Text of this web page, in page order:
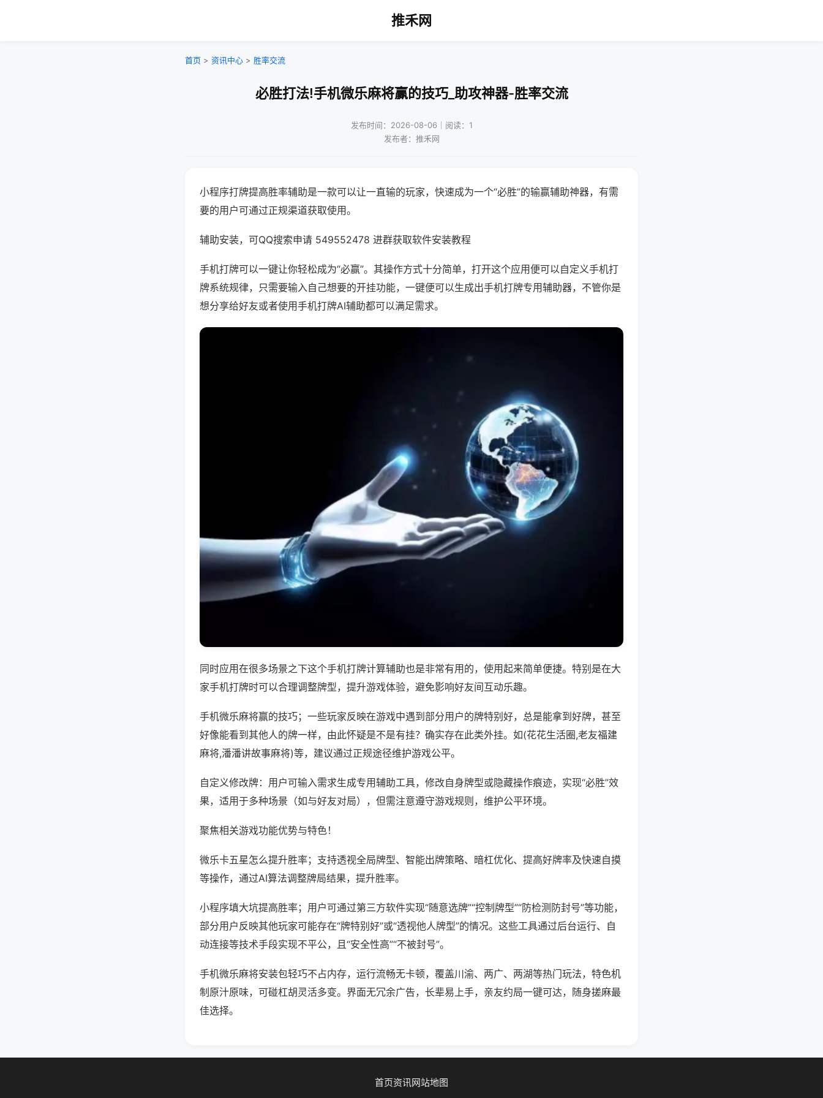
推禾网
首页 > 资讯中心 > 胜率交流
必胜打法!手机微乐麻将赢的技巧_助攻神器-胜率交流
发布时间：2026-08-06｜阅读：1
发布者：推禾网
小程序打牌提高胜率辅助是一款可以让一直输的玩家，快速成为一个“必胜”的输赢辅助神器，有需
要的用户可通过正规渠道获取使用。
辅助安装，可QQ搜索申请 549552478 进群获取软件安装教程
手机打牌可以一键让你轻松成为“必赢”。其操作方式十分简单，打开这个应用便可以自定义手机打
牌系统规律，只需要输入自己想要的开挂功能，一键便可以生成出手机打牌专用辅助器，不管你是
想分享给好友或者使用手机打牌AI辅助都可以满足需求。
同时应用在很多场景之下这个手机打牌计算辅助也是非常有用的，使用起来简单便捷。特别是在大
家手机打牌时可以合理调整牌型，提升游戏体验，避免影响好友间互动乐趣。
手机微乐麻将赢的技巧；一些玩家反映在游戏中遇到部分用户的牌特别好，总是能拿到好牌，甚至
好像能看到其他人的牌一样，由此怀疑是不是有挂？确实存在此类外挂。如(花花生活圈,老友福建
麻将,潘潘讲故事麻将)等，建议通过正规途径维护游戏公平。
自定义修改牌：用户可输入需求生成专用辅助工具，修改自身牌型或隐藏操作痕迹，实现“必胜”效
果，适用于多种场景（如与好友对局），但需注意遵守游戏规则，维护公平环境。
聚焦相关游戏功能优势与特色！
微乐卡五星怎么提升胜率；支持透视全局牌型、智能出牌策略、暗杠优化、提高好牌率及快速自摸
等操作，通过AI算法调整牌局结果，提升胜率。
小程序填大坑提高胜率；用户可通过第三方软件实现“随意选牌”“控制牌型”“防检测防封号”等功能，
部分用户反映其他玩家可能存在“牌特别好”或“透视他人牌型”的情况。这些工具通过后台运行、自
动连接等技术手段实现不平公，且“安全性高”“不被封号”。
手机微乐麻将安装包轻巧不占内存，运行流畅无卡顿，覆盖川渝、两广、两湖等热门玩法，特色机
制原汁原味，可碰杠胡灵活多变。界面无冗余广告，长辈易上手，亲友约局一键可达，随身搓麻最
佳选择。
首页资讯网站地图